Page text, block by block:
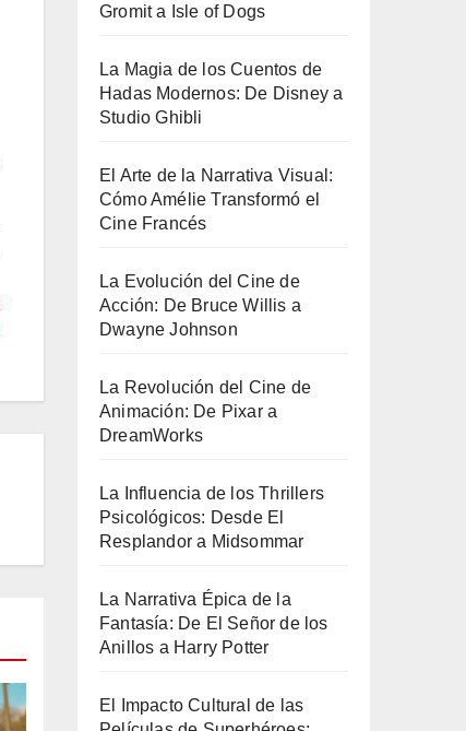
Gromit a Isle of Dogs
La Magia de los Cuentos de
Hadas Modernos: De Disney a
Studio Ghibli
El Arte de la Narrativa Visual:
Cómo Amélie Transformó el
Cine Francés
La Evolución del Cine de
Acción: De Bruce Willis a
Dwayne Johnson
La Revolución del Cine de
Animación: De Pixar a
DreamWorks
La Influencia de los Thrillers
Psicológicos: Desde El
Resplandor a Midsommar
La Narrativa Épica de la
Fantasía: De El Señor de los
Anillos a Harry Potter
El Impacto Cultural de las